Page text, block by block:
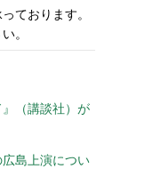
ております。
。
』（講談社）が
島上演につい